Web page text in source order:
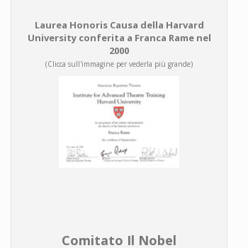
Laurea Honoris Causa della Harvard
University conferita a Franca Rame nel
2000
(Clicca sull'immagine per vederla più grande)
Comitato Il Nobel